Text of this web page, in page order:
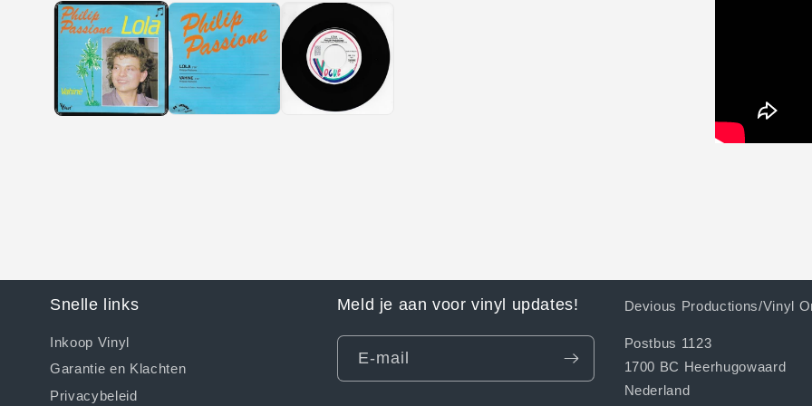
openen
modaal
Snelle links
Inkoop Vinyl
Garantie en Klachten
Privacybeleid
Meld je aan voor vinyl updates!
E‑mail
Devious Productions/Vinyl
Postbus 1123
1700 BC Heerhugowaard
Nederland